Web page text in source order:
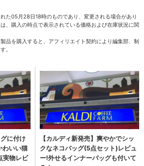
た05月28日18時のものであり、変更される場合があり
、購入の時点で表示されている価格および在庫状況に関
品を購入すると、アフィリエイト契約により編集部、制
。